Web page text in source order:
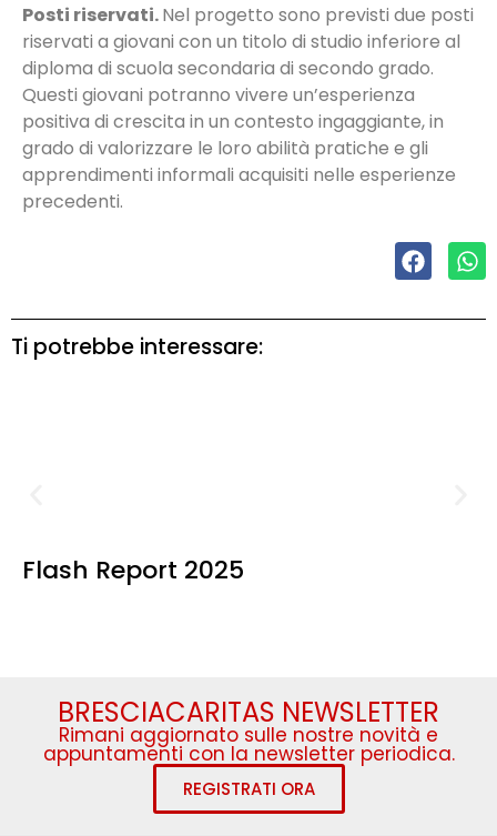
Posti riservati.Nel progetto sono previsti due posti
riservati a giovani con un titolo di studio inferiore al
diploma di scuola secondaria di secondo grado.
Questi giovani potranno vivere un’esperienza
positiva di crescita in un contesto ingaggiante, in
grado di valorizzare le loro abilità pratiche e gli
apprendimenti informali acquisiti nelle esperienze
precedenti.
Ti potrebbe interessare:
Flash Report 2025
BRESCIACARITAS NEWSLETTER
Rimani aggiornato sulle nostre novità e
appuntamenti con la newsletter periodica.
REGISTRATI ORA